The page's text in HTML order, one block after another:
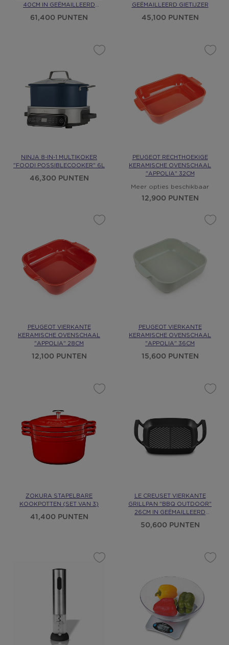
40CM IN GEËMAILLEERD
61,400 PUNTEN
GEËMAILLEERD GIETIJZER
45,100 PUNTEN
NINJA 8-IN-1 MULTIKOKER
"FOODI POSSIBLECOOKER" 6L
46,300 PUNTEN
PEUGEOT RECHTHOEKIGE
KERAMISCHE OVENSCHAAL
"APPOLIA" 32CM
Meer opties beschikbaar
12,900 PUNTEN
PEUGEOT VIERKANTE
KERAMISCHE OVENSCHAAL
"APPOLIA" 28CM
12,100 PUNTEN
PEUGEOT VIERKANTE
KERAMISCHE OVENSCHAAL
"APPOLIA" 36CM
15,600 PUNTEN
ZOKURA STAPELBARE
KOOKPOTTEN (SET VAN 3)
41,400 PUNTEN
LE CREUSET VIERKANTE
GRILLPAN "BBQ OUTDOOR"
26CM IN GEËMAILLEERD
50,600 PUNTEN